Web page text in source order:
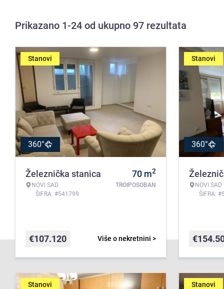
Prikazano 1-24 od ukupno 97 rezultata
Stanovi
360°
Železnička stanica
NOVI SAD
ŠIFRA: #541799
70 m2
TROIPOSOBAN
Više o nekretnini >
€107.120
Stanovi
360°
NOVI SAD
ŠIFRA:
€
Stanovi Stanovi